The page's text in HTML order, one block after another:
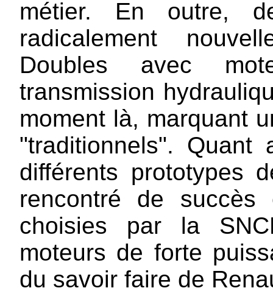
métier. En outre,
radicalement
Doubles avec
transmission
moment là, marquant
"traditionnels". Quant
différents prototypes
rencontré de succès
choisies par la
moteurs de forte
du savoir faire de